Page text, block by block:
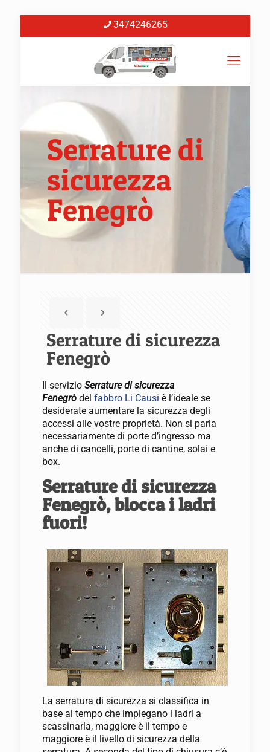
3474246265
Serrature di
sicurezza
Fenegrò
Serrature di sicurezza
Fenegrò
Il servizio Serrature di sicurezza
Fenegròdel fabbro Li Causi è l’ideale se
desiderate aumentare la sicurezza degli
accessi alle vostre proprietà. Non si parla
necessariamente di porte d’ingresso ma
anche di cancelli, porte di cantine, solai e
box.
Serrature di sicurezza
Fenegrò, blocca i ladri
fuori!
La serratura di sicurezza si classifica in
base al tempo che impiegano i ladri a
scassinarla, maggiore è il tempo e
maggiore è il livello di sicurezza della